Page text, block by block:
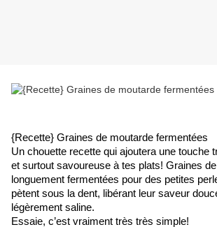
{Recette} Graines de moutarde fermentées
Un chouette recette qui ajoutera une touche
et surtout savoureuse à tes plats! Graines
longuement fermentées pour des petites
pètent sous la dent, libérant leur saveur
légèrement saline.
Essaie, c’est vraiment très très simple!